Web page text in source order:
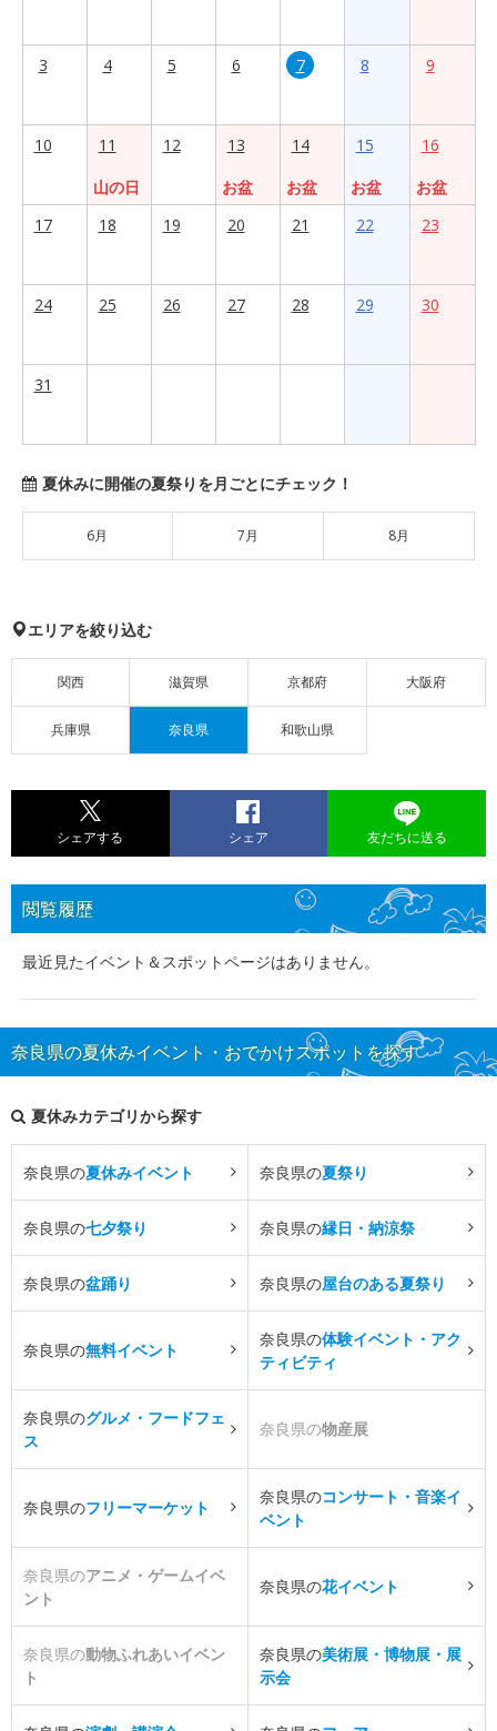
3 4 5 6 7 8 9
10
11
山の日
12
13
お盆
14
お盆
15
お盆
16
お盆
17
18 19 20 21 22 23
24 25 26 27 28 29 30
31
夏休みに開催の夏祭りを月ごとにチェック！
6月 7月 8月
エリアを絞り込む
関西 滋賀県 京都府 大阪府
兵庫県 奈良県 和歌山県
シェアする シェア 友だちに送る
閲覧履歴
最近見たイベント＆スポットページはありません。
奈良県の夏休みイベント・おでかけスポットを探す
夏休みカテゴリから探す
奈良県の夏休みイベント 奈良県の夏祭り
奈良県の七夕祭り 奈良県の縁日・納涼祭
奈良県の盆踊り 奈良県の屋台のある夏祭り
奈良県の無料イベント
奈良県の体験イベント・アク
ティビティ
奈良県のグルメ・フードフェ
ス
奈良県の物産展
奈良県のフリーマーケット
奈良県のコンサート・音楽イ
ベント
奈良県のアニメ・ゲームイベ
ント
奈良県の花イベント
奈良県の動物ふれあいイベン
ト
奈良県の美術展・博物展・展
示会